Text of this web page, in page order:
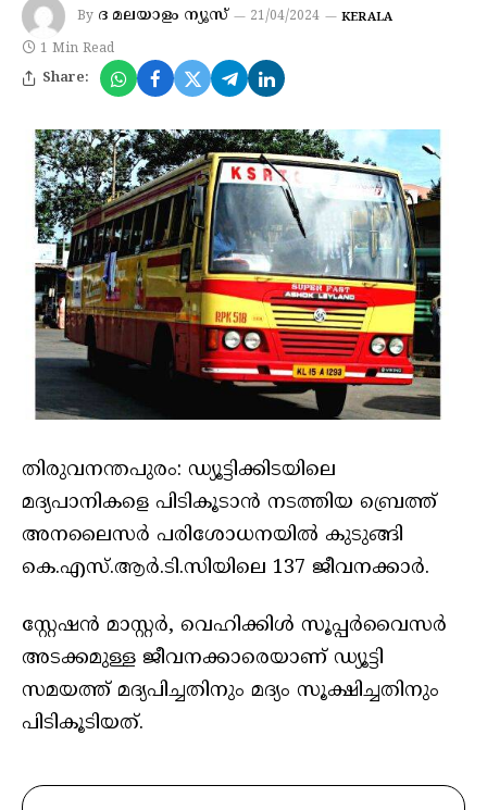
By ദ മലയാളം ന്യൂസ് 21/04/2024 KERALA
1 Min Read
Share:
തിരുവനന്തപുരം: ഡ്യൂട്ടിക്കി​ട​യിലെ ​
മദ്യപാനികളെ പിടികൂടാൻ നടത്തിയ ബ്രെത്ത്
അനലൈസർ പരിശോധനയിൽ കുടുങ്ങി
കെ.എസ്.ആർ.ടി.സിയിലെ 137 ജീവനക്കാർ.
സ്റ്റേഷൻ മാസ്റ്റർ, വെഹിക്കിൾ സൂപ്പർവൈസർ
അടക്കമുള്ള ജീവനക്കാരെയാണ് ഡ്യൂട്ടി
സമയത്ത് മദ്യപിച്ചതിനും മദ്യം സൂക്ഷിച്ചതിനും
പിടികൂടിയത്.